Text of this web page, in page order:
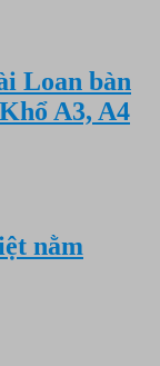
Loan bàn
A3, A4
nằm